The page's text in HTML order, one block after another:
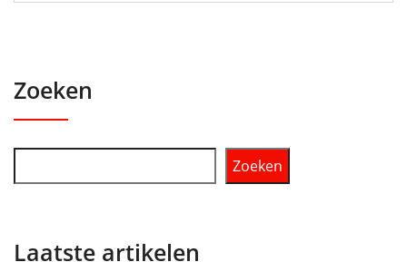
Zoeken
Zoeken
Laatste artikelen